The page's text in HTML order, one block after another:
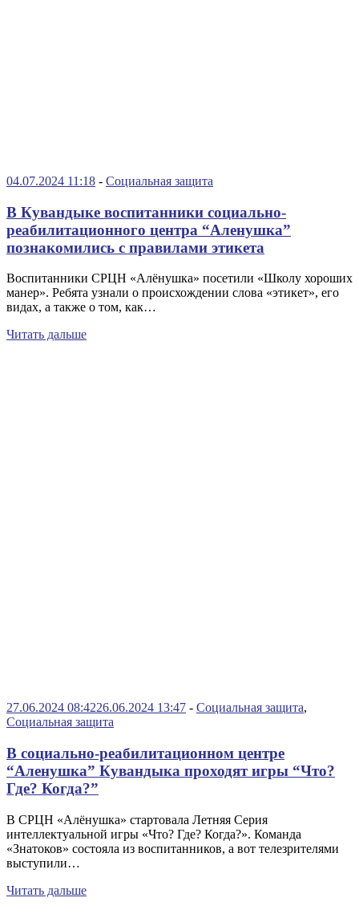
04.07.2024 11:18 - Социальная защита
В Кувандыке воспитанники социально-
реабилитационного центра “Аленушка”
познакомились с правилами этикета
Воспитанники СРЦН «Алёнушка» посетили «Школу хороших
манер». Ребята узнали о происхождении слова «этикет», его
видах, а также о том, как…
Читать дальше
27.06.2024 08:4226.06.2024 13:47 - Социальная защита,
Социальная защита
В социально-реабилитационном центре
“Аленушка” Кувандыка проходят игры “Что?
Где? Когда?”
В СРЦН «Алёнушка» стартовала Летняя Серия
интеллектуальной игры «Что? Где? Когда?». Команда
«Знатоков» состояла из воспитанников, а вот телезрителями
выступили…
Читать дальше